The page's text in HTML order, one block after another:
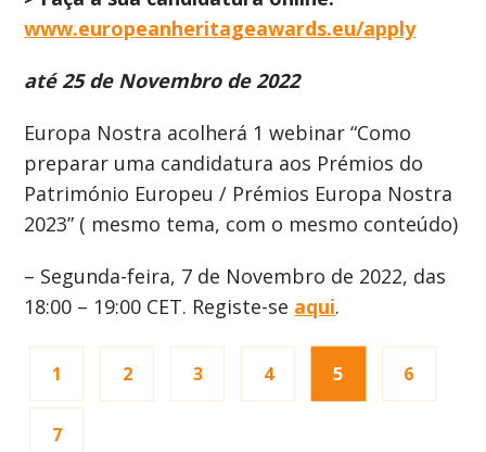
www.europeanheritageawards.eu/apply
até 25 de Novembro de 2022
Europa Nostra acolherá 1 webinar “Como
preparar uma candidatura aos Prémios do
Património Europeu / Prémios Europa Nostra
2023” ( mesmo tema, com o mesmo conteúdo)
– Segunda-feira, 7 de Novembro de 2022, das
18:00 – 19:00 CET. Registe-se aqui.
1 2 3 4 5 6
7